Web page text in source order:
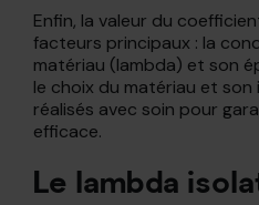
Enfin, la valeur du
facteurs principaux : la
matériau (lambda) et son
le choix du matériau et
réalisés avec soin pour
efficace.
Le lambda